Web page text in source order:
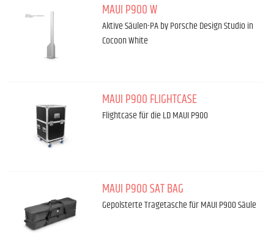
MAUI P900 W
Aktive Säulen-PA by Porsche Design Studio in
Cocoon White
MAUI P900 FLIGHTCASE
Flightcase für die LD MAUI P900
MAUI P900 SAT BAG
Gepolsterte Tragetasche für MAUI P900 Säule